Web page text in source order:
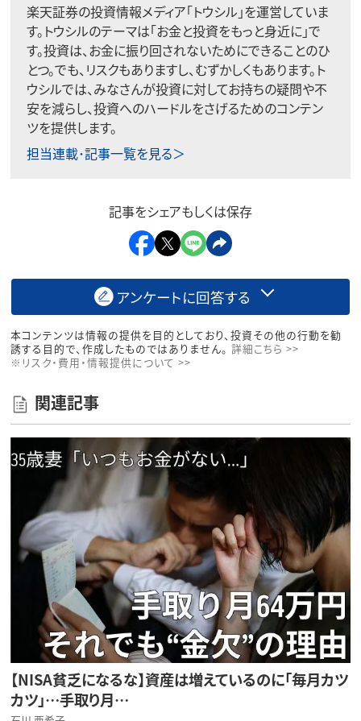
楽天証券の投資情報メディア「トウシル」を運営していま
す。トウシルのテーマは「お金と投資をもっと身近に」で
す。投資は、お金に振り回されないためにできることのひ
とつ。でも、リスクもありますし、むずかしくもあります。ト
ウシルでは、みなさんが投資に対してお持ちの疑問や不
安を減らし、投資へのハードルをさげるためのコンテン
ツを提供します。
担当連載･記事一覧を見る＞
記事をシェアもしくは保存
アンケートに回答する
本コンテンツは情報の提供を目的としており、投資その他の行動を勧
誘する目的で、作成したものではありません。 詳細こちら >>
※リスク・費用・情報提供について >>
関連記事
【NISA貧乏になるな】資産は増えているのに「毎月カツ
カツ」…手取り月…